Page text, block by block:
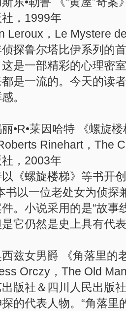
，1999年
Leroux，Le Mystere
探鲁尔塔比伊系列的
是一部精彩的心理密
是一流的。今天的读
。
丽•R•莱因哈特 《螺旋
Rinehart，The
，2003年
《螺旋楼梯》等书开
书以一位老处女为侦
。小说采用的是“故事
它仍然是史上具有代
西兹女男爵 《角落里的
Orczy，The Old
版社＆四川人民出版
的代表人物。“角落里